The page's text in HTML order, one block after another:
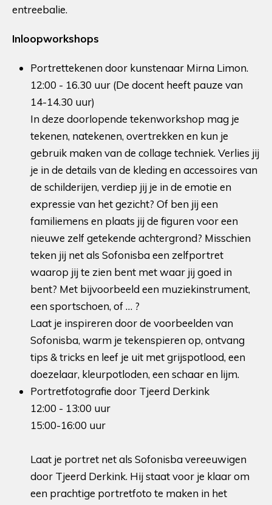
entreebalie.
Inloopworkshops
Portrettekenen door kunstenaar Mirna Limon.
12:00 - 16.30 uur (De docent heeft pauze van
14-14.30 uur)
In deze doorlopende tekenworkshop mag je
tekenen, natekenen, overtrekken en kun je
gebruik maken van de collage techniek. Verlies jij
je in de details van de kleding en accessoires van
de schilderijen, verdiep jij je in de emotie en
expressie van het gezicht? Of ben jij een
familiemens en plaats jij de figuren voor een
nieuwe zelf getekende achtergrond? Misschien
teken jij net als Sofonisba een zelfportret
waarop jij te zien bent met waar jij goed in
bent? Met bijvoorbeeld een muziekinstrument,
een sportschoen, of … ?
Laat je inspireren door de voorbeelden van
Sofonisba, warm je tekenspieren op, ontvang
tips & tricks en leef je uit met grijspotlood, een
doezelaar, kleurpotloden, een schaar en lijm.
Portretfotografie door Tjeerd Derkink
12:00 - 13:00 uur
15:00-16:00 uur
Laat je portret net als Sofonisba vereeuwigen
door Tjeerd Derkink. Hij staat voor je klaar om
een prachtige portretfoto te maken in het